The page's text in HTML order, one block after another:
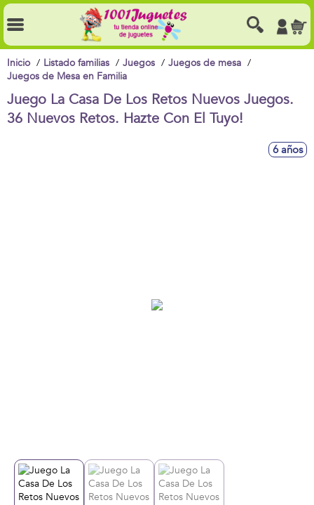
Inicio Listado familias Juegos
Juegos de mesa
Juegos de Mesa en Familia
Juego La Casa De Los Retos Nuevos Juegos.
36 Nuevos Retos. Hazte Con El Tuyo!
6 años